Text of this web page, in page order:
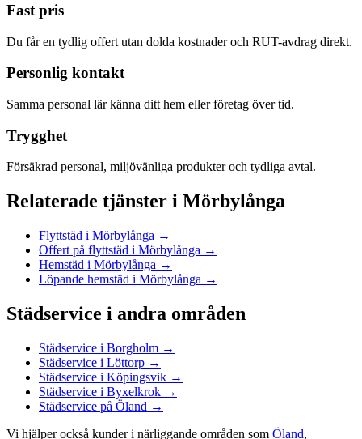
Fast pris
Du får en tydlig offert utan dolda kostnader och RUT-avdrag direkt.
Personlig kontakt
Samma personal lär känna ditt hem eller företag över tid.
Trygghet
Försäkrad personal, miljövänliga produkter och tydliga avtal.
Relaterade tjänster i Mörbylånga
Flyttstäd i Mörbylånga →
Offert på flyttstäd i Mörbylånga →
Hemstäd i Mörbylånga →
Löpande hemstäd i Mörbylånga →
Städservice i andra områden
Städservice i Borgholm →
Städservice i Löttorp →
Städservice i Köpingsvik →
Städservice i Byxelkrok →
Städservice på Öland →
Vi hjälper också kunder i närliggande områden som Öland,